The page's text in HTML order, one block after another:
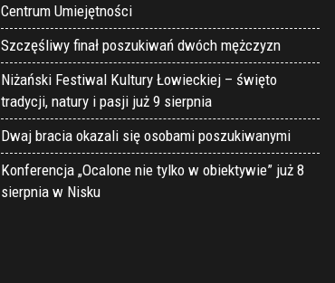
Centrum Umiejętności
Szczęśliwy finał poszukiwań dwóch mężczyzn
Niżański Festiwal Kultury Łowieckiej – święto
tradycji, natury i pasji już 9 sierpnia
Dwaj bracia okazali się osobami poszukiwanymi
Konferencja „Ocalone nie tylko w obiektywie” już 8
sierpnia w Nisku